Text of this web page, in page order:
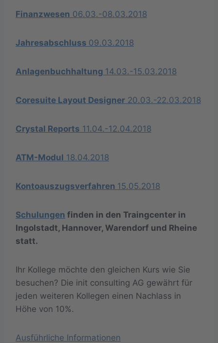
Finanzwesen 06.03.-08.03.2018
Jahresabschluss 09.03.2018
Anlagenbuchhaltung 14.03.-15.03.2018
Coresuite Layout Designer 20.03.-22.03.2018
Crystal Reports 11.04.-12.04.2018
ATM-Modul 18.04.2018
Kontoauszugsverfahren 15.05.2018
Schulungen finden in den Traingcenter in
Ingolstadt, Hannover, Warendorf und Rheine
statt.
Ihr Kollege möchte den gleichen Kurs wie Sie
besuchen? Die init consulting AG gewährt für
jeden weiteren Kollegen einen Nachlass in
Höhe von 10%.
Ausführliche Informationen